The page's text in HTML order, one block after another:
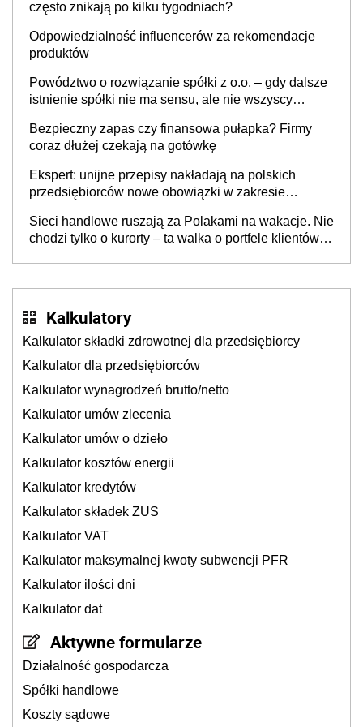
często znikają po kilku tygodniach?
Odpowiedzialność influencerów za rekomendacje
produktów
Powództwo o rozwiązanie spółki z o.o. – gdy dalsze
istnienie spółki nie ma sensu, ale nie wszyscy
Bezpieczny zapas czy finansowa pułapka? Firmy
coraz dłużej czekają na gotówkę
Ekspert: unijne przepisy nakładają na polskich
przedsiębiorców nowe obowiązki w zakresie
Sieci handlowe ruszają za Polakami na wakacje. Nie
chodzi tylko o kurorty – ta walka o portfele klientów
Kalkulatory
Kalkulator składki zdrowotnej dla przedsiębiorcy
Kalkulator dla przedsiębiorców
Kalkulator wynagrodzeń brutto/netto
Kalkulator umów zlecenia
Kalkulator umów o dzieło
Kalkulator kosztów energii
Kalkulator kredytów
Kalkulator składek ZUS
Kalkulator VAT
Kalkulator maksymalnej kwoty subwencji PFR
Kalkulator ilości dni
Kalkulator dat
Aktywne formularze
Działalność gospodarcza
Spółki handlowe
Koszty sądowe